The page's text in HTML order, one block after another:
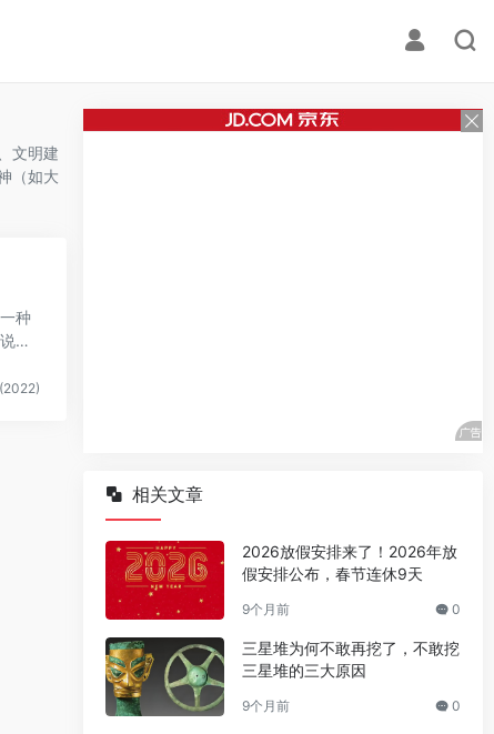
文明建
（如大
种
是
相关文章
2026放假安排来了！2026年放
假安排公布，春节连休9天
9个月前 0
三星堆为何不敢再挖了，不敢挖
三星堆的三大原因
9个月前 0